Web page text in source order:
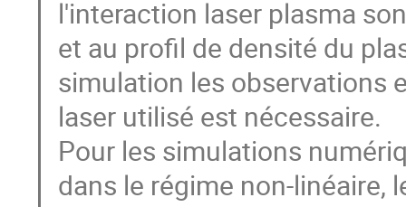
l'interaction laser plasma
et au profil de densité du
simulation les observations
laser utilisé est nécessaire.
Pour les simulations
dans le régime non-linéaire,